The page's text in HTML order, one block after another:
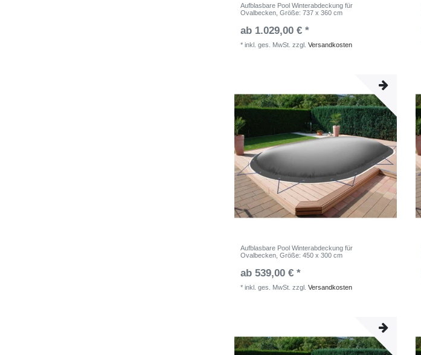
Aufblasbare Pool Winterabdeckung für
Ovalbecken , Größe: 737 x 360 cm
ab 1.029,00 € *
*inkl. ges. MwSt. zzgl.Versandkosten
Aufblasbare Pool Winterabdeckung für
Ovalbecken , Größe: 450 x 300 cm
ab 539,00 € *
*inkl. ges. MwSt. zzgl.Versandkosten